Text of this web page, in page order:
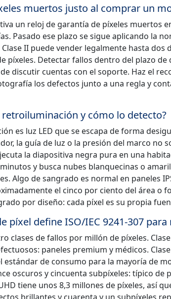
muertos justo al comprar un
un reloj de garantía de píxeles muertos
Pasado ese plazo se sigue aplicando la
II puede vender legalmente hasta
píxeles. Detectar fallos dentro del plazo
discutir cuentas con el soporte. Haz el
los defectos junto a una regla y
retroiluminación y cómo lo detecto?
es luz LED que se escapa de forma
la guía de luz o la presión del marco no
la diapositiva negra pura en una
y busca nubes blanquecinas o
Algo de sangrado es normal en paneles
el cinco por ciento del área o
por diseño: cada píxel es su propia
píxel define ISO/IEC 9241-307
clases de fallos por millón de píxeles.
paneles premium y médicos.
estándar de consumo para la mayoría de
oscuros y cincuenta subpíxeles: típico de
tiene unos 8,3 millones de píxeles, así